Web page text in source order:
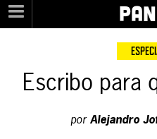
Escribo para
porAlejandro